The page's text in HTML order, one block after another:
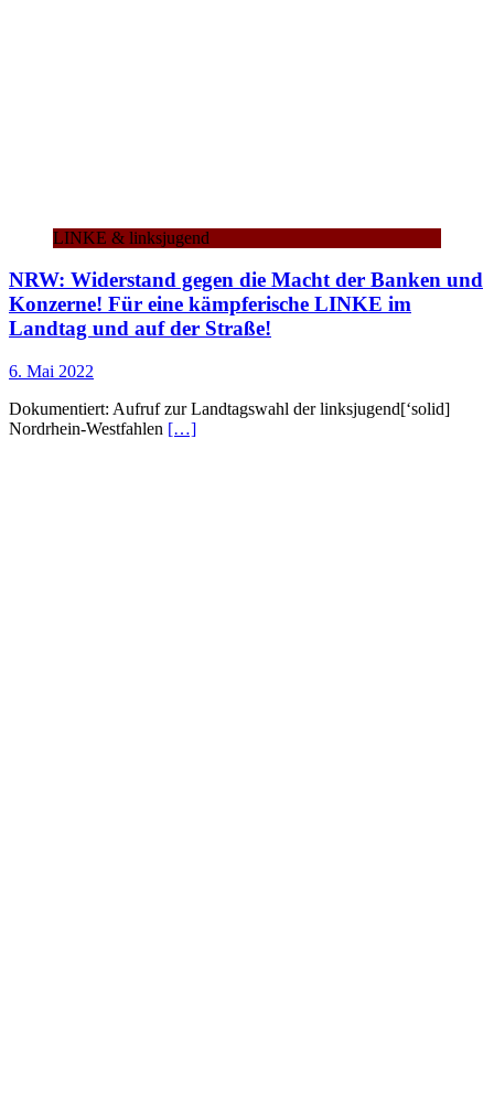
LINKE & linksjugend
NRW: Widerstand gegen die Macht der Banken und
Konzerne! Für eine kämpferische LINKE im
Landtag und auf der Straße!
6. Mai 2022
Dokumentiert: Aufruf zur Landtagswahl der linksjugend[‘solid]
Nordrhein-Westfahlen […]